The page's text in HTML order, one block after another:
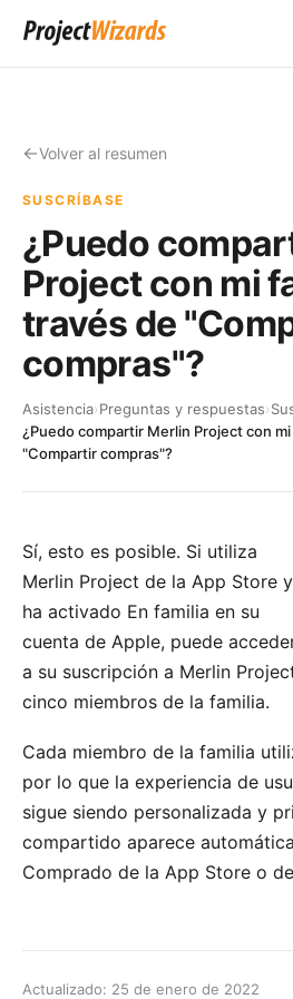
Volver al resumen
SUSCRÍBASE
¿Puedo
Project con mi
través de
compras"?
Asistencia›Preguntas y respuestas›
¿Puedo compartir Merlin Project con
"Compartir compras"?
Sí, esto es posible. Si utiliza
Merlin Project de la App Store y
ha activado En familia en su
cuenta de Apple, puede
a su suscripción a Merlin
cinco miembros de la familia.
Cada miembro de la familia
por lo que la experiencia de
sigue siendo personalizada y
compartido aparece
Comprado de la App Store o
Actualizado: 25 de enero de 2022